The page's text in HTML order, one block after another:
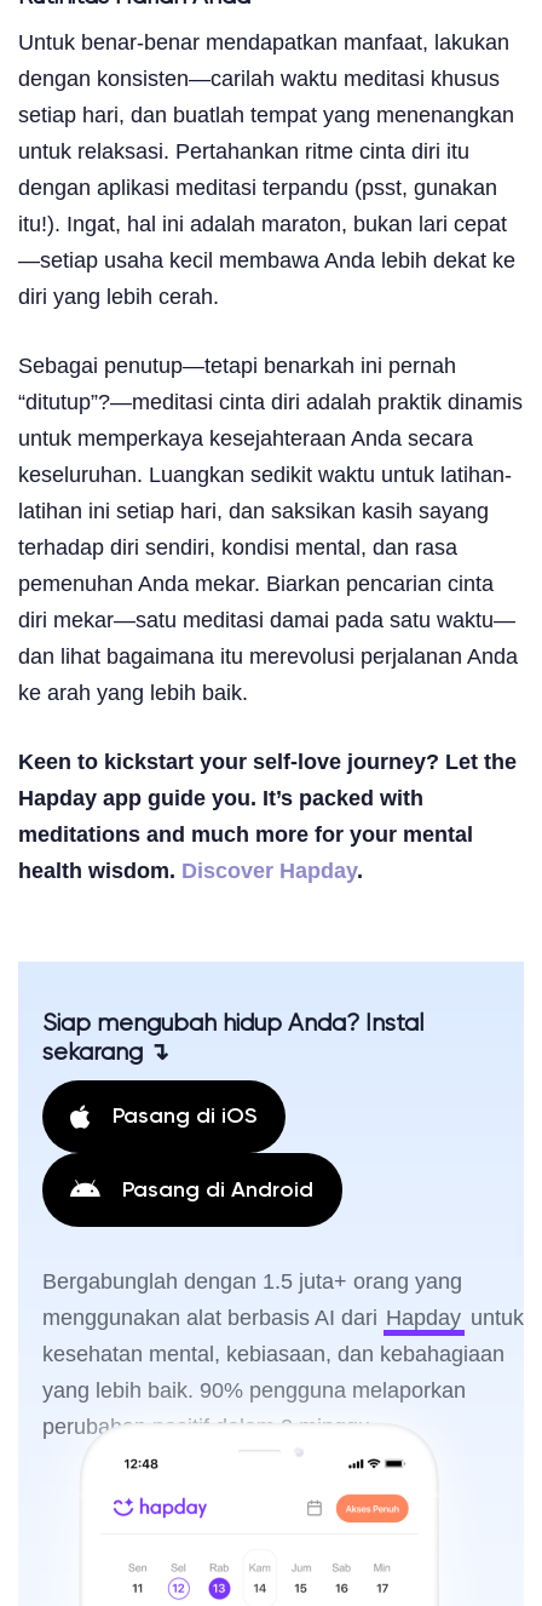
Untuk benar-benar mendapatkan manfaat, lakukan
dengan konsisten—carilah waktu meditasi khusus
setiap hari, dan buatlah tempat yang menenangkan
untuk relaksasi. Pertahankan ritme cinta diri itu
dengan aplikasi meditasi terpandu (psst, gunakan
itu!). Ingat, hal ini adalah maraton, bukan lari cepat
—setiap usaha kecil membawa Anda lebih dekat ke
diri yang lebih cerah.
Sebagai penutup—tetapi benarkah ini pernah
“ditutup”?—meditasi cinta diri adalah praktik dinamis
untuk memperkaya kesejahteraan Anda secara
keseluruhan. Luangkan sedikit waktu untuk latihan-
latihan ini setiap hari, dan saksikan kasih sayang
terhadap diri sendiri, kondisi mental, dan rasa
pemenuhan Anda mekar. Biarkan pencarian cinta
diri mekar—satu meditasi damai pada satu waktu—
dan lihat bagaimana itu merevolusi perjalanan Anda
ke arah yang lebih baik.
Keen to kickstart your self-love journey? Let the
Hapday app guide you. It’s packed with
meditations and much more for your mental
health wisdom. Discover Hapday.
Siap mengubah hidup Anda? Instal
sekarang ↴
Pasang di iOS
Pasang di Android
Bergabunglah dengan 1.5 juta+ orang yang
menggunakan alat berbasis AI dari Hapday untuk
kesehatan mental, kebiasaan, dan kebahagiaan
yang lebih baik. 90% pengguna melaporkan
perubahan positif dalam 2 minggu.